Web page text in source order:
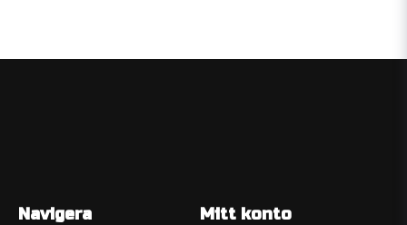
Navigera Mitt konto